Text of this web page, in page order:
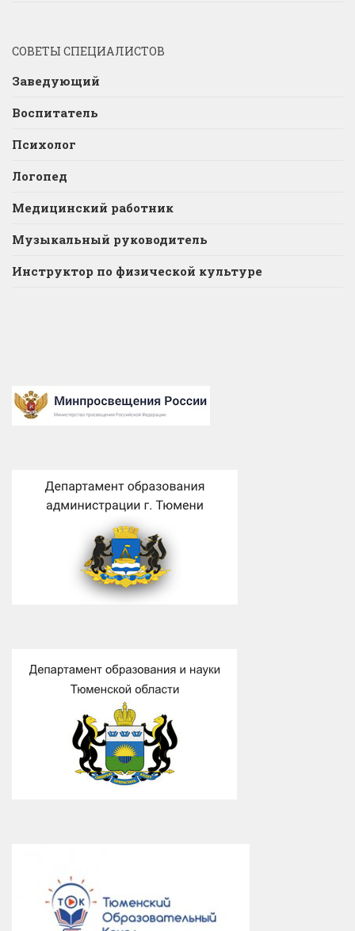
СОВЕТЫ СПЕЦИАЛИСТОВ
Заведующий
Воспитатель
Психолог
Логопед
Медицинский работник
Музыкальный руководитель
Инструктор по физической культуре